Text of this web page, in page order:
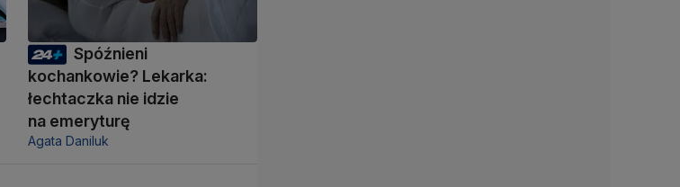
Spóźnieni
kochankowie? Lekarka:
łechtaczka nie idzie
na emeryturę
Agata Daniluk